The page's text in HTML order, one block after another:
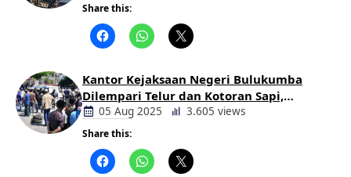
Share this:
Kantor Kejaksaan Negeri Bulukumba
Dilempari Telur dan Kotoran Sapi,
Keluarga Korban Lakalantas Tuntut
Keadilan
05 Aug 2025 3.605 views
Share this: